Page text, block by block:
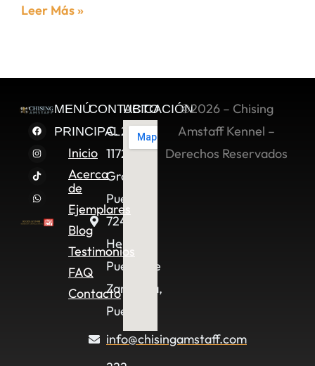
Leer Más »
MENÚ
PRINCIPAL
Inicio
Acerca
de
Ejemplares
Blog
Testimonios
FAQ
Contacto
CONTACTO
C. 2 Sur
11722,
Granjas
Puebla,
72490
Heroica
Puebla de
Zaragoza,
Pue.
info@chisingamstaff.com
UBICACIÓN©2026 – Chising
Amstaff Kennel –
Derechos Reservados